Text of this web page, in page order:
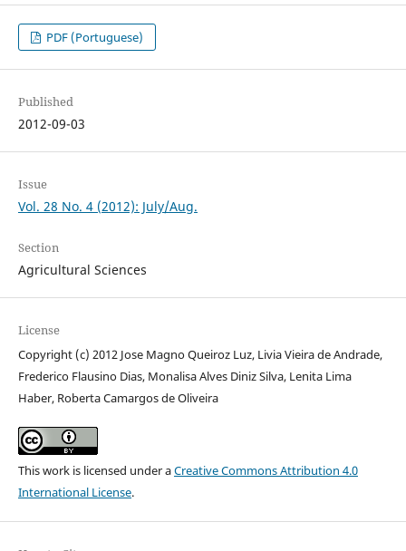
PDF (Portuguese)
Published
2012-09-03
Issue
Vol. 28 No. 4 (2012): July/Aug.
Section
Agricultural Sciences
License
Copyright (c) 2012 Jose Magno Queiroz Luz, Livia Vieira de Andrade,
Frederico Flausino Dias, Monalisa Alves Diniz Silva, Lenita Lima
Haber, Roberta Camargos de Oliveira
This work is licensed under aCreative Commons Attribution 4.0
International License.